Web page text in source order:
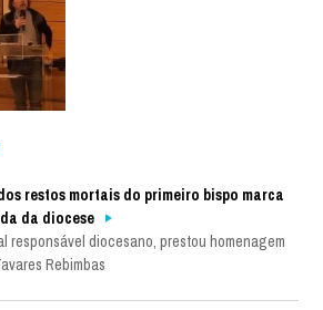
restos mortais do primeiro bispo marca
da diocese
responsável diocesano, prestou homenagem
Rebimbas